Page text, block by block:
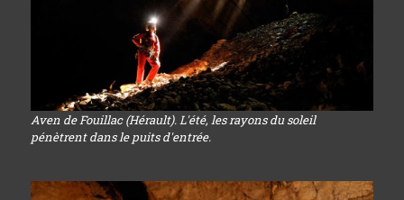
Aven de Fouillac (Hérault). L'été, les rayons du soleil
pénètrent dans le puits d'entrée.